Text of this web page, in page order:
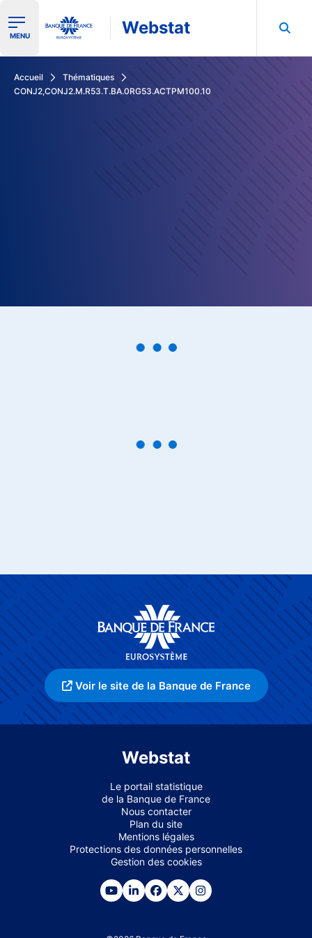
Ouvrir le menu de navigation
MENU Webstat
Accueil
Thématiques
CONJ2,CONJ2.M.R53.T.BA.0RG53.ACTPM100.10
Voir le site de la Banque de France
Webstat
Le portail statistique
de la Banque de France
Nous contacter
Plan du site
Mentions légales
Protections des données personnelles
Gestion des cookies